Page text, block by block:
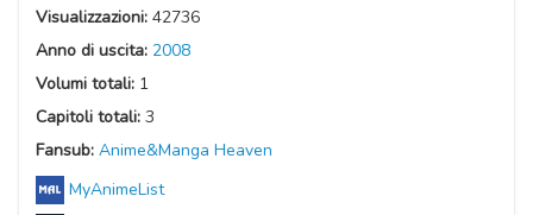
Visualizzazioni: 42736
Anno di uscita: 2008
Volumi totali: 1
Capitoli totali: 3
Fansub: Anime&Manga Heaven
MyAnimeList